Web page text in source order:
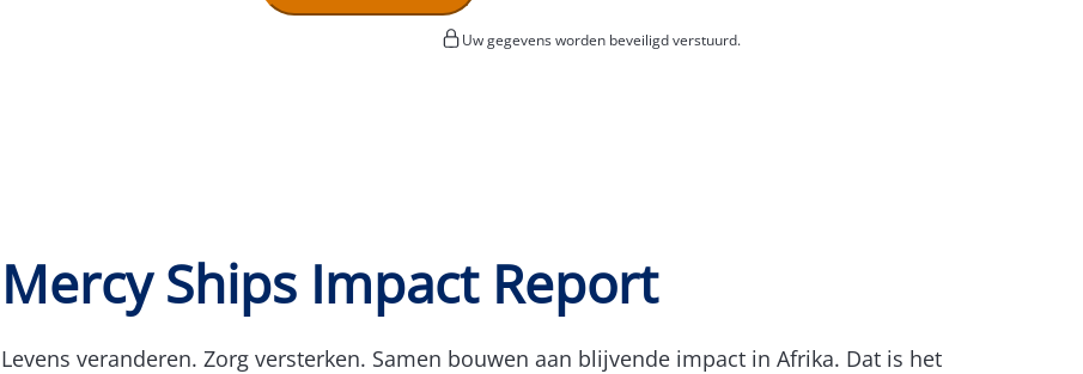
Uw gegevens worden beveiligd verstuurd.
Mercy Ships Impact Report
Levens veranderen. Zorg versterken. Samen bouwen aan blijvende impact in Afrika. Dat is het